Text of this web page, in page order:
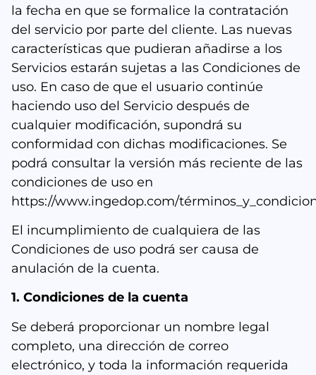
la fecha en que se formalice la contratación
del servicio por parte del cliente. Las nuevas
características que pudieran añadirse a los
Servicios estarán sujetas a las Condiciones de
uso. En caso de que el usuario continúe
haciendo uso del Servicio después de
cualquier modificación, supondrá su
conformidad con dichas modificaciones. Se
podrá consultar la versión más reciente de las
condiciones de uso en
https://www.ingedop.com/
El incumplimiento de cualquiera de las
Condiciones de uso podrá ser causa de
anulación de la cuenta.
1. Condiciones de la cuenta
Se deberá proporcionar un nombre legal
completo, una dirección de correo
electrónico, y toda la información requerida